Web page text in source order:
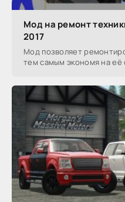
Мод на ремонт
2017
Мод позволяет
тем самым экономя на её